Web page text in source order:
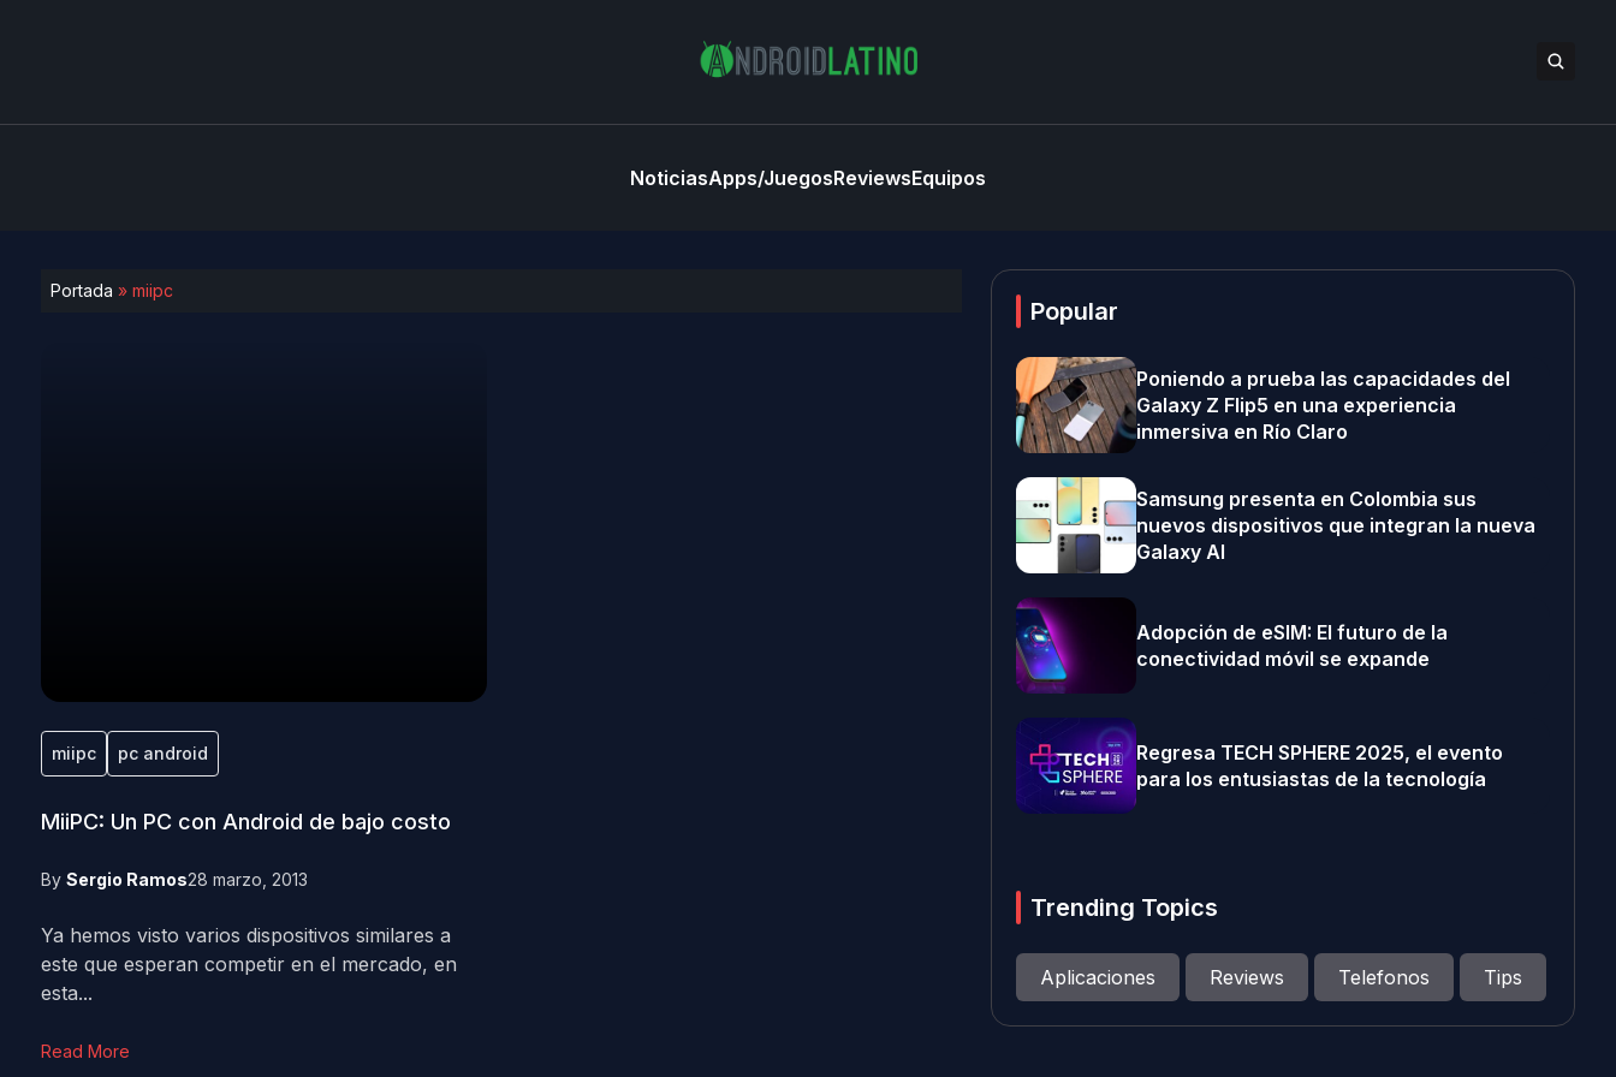
NoticiasApps/JuegosReviewsEquipos
Portada » miipc
miipc pc android
MiiPC: Un PC con Android de bajo costo
By Sergio Ramos28 marzo, 2013
Ya hemos visto varios dispositivos similares a
este que esperan competir en el mercado, en
esta...
Read More
Popular
Poniendo a prueba las capacidades del
Galaxy Z Flip5 en una experiencia
inmersiva en Río Claro
Samsung presenta en Colombia sus
nuevos dispositivos que integran la nueva
Galaxy AI
Adopción de eSIM: El futuro de la
conectividad móvil se expande
Regresa TECH SPHERE 2025, el evento
para los entusiastas de la tecnología
Trending Topics
Aplicaciones Reviews Telefonos Tips